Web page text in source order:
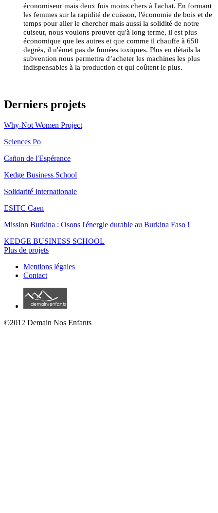
économiseur mais deux fois moins chers à l'achat. En formant
les femmes sur la rapidité de cuisson, l'économie de bois et de
temps pour aller le chercher mais aussi la solidité de notre
cuiseur, nous voulons prouver qu'à long terme, il est plus
économique que les autres et que comme il chauffe à 650
degrés, il n'émet pas de fumées toxiques. Plus en détails la
subvention nous permettra d’acheter les machines les plus
indispensables à la production et qui coûtent le plus.
Derniers projets
Why-Not Women Project
Sciences Po
Cañon de l'Espérance
Kedge Business School
Solidarité Internationale
ESITC Caen
Mission Burkina : Osons l'énergie durable au Burkina Faso !
KEDGE BUSINESS SCHOOL
Plus de projets
Mentions légales
Contact
©2012 Demain Nos Enfants